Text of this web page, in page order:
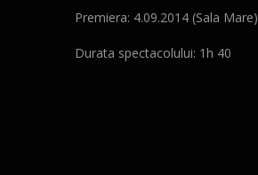
Premiera: 4.09.2014 (Sala Mare)
Durata spectacolului: 1h 40